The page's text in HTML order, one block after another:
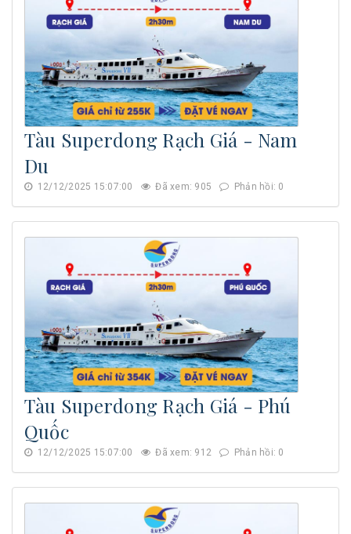
Tàu Superdong Rạch Giá - Nam
Du
12/12/2025 15:07:00 Đã xem: 905 Phản hồi: 0
Tàu Superdong Rạch Giá - Phú
Quốc
12/12/2025 15:07:00 Đã xem: 912 Phản hồi: 0